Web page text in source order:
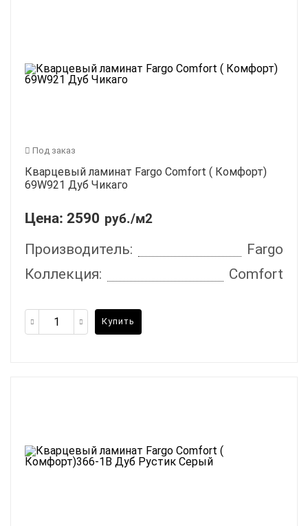
Под заказ
Кварцевый ламинат Fargo Comfort ( Комфорт)
69W921 Дуб Чикаго
Цена: 2590 руб./м2
Производитель:
Fargo
Коллекция:
Comfort
Купить